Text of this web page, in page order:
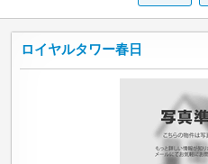
ロイヤルタワー春日